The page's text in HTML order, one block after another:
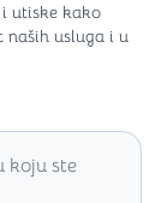
i utiske kako
naših usluga i u
koju ste